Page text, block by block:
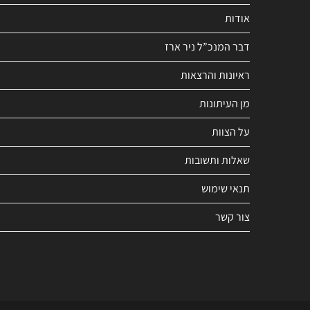
אודות
דבר המנכ”ל ניר ארז
ראיונות והרצאות
מן העיתונות
על הצוות
שאלות ותשובות
תנאי שימוש
צור קשר